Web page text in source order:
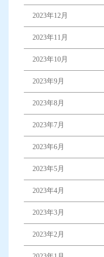
2023年12月
2023年11月
2023年10月
2023年9月
2023年8月
2023年7月
2023年6月
2023年5月
2023年4月
2023年3月
2023年2月